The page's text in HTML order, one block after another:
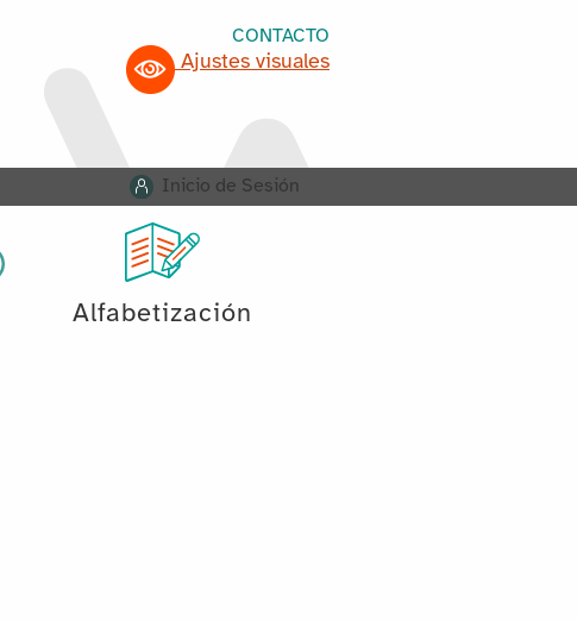
CONTACTO
Ajustes visuales
Inicio de Sesión
Alfabetización